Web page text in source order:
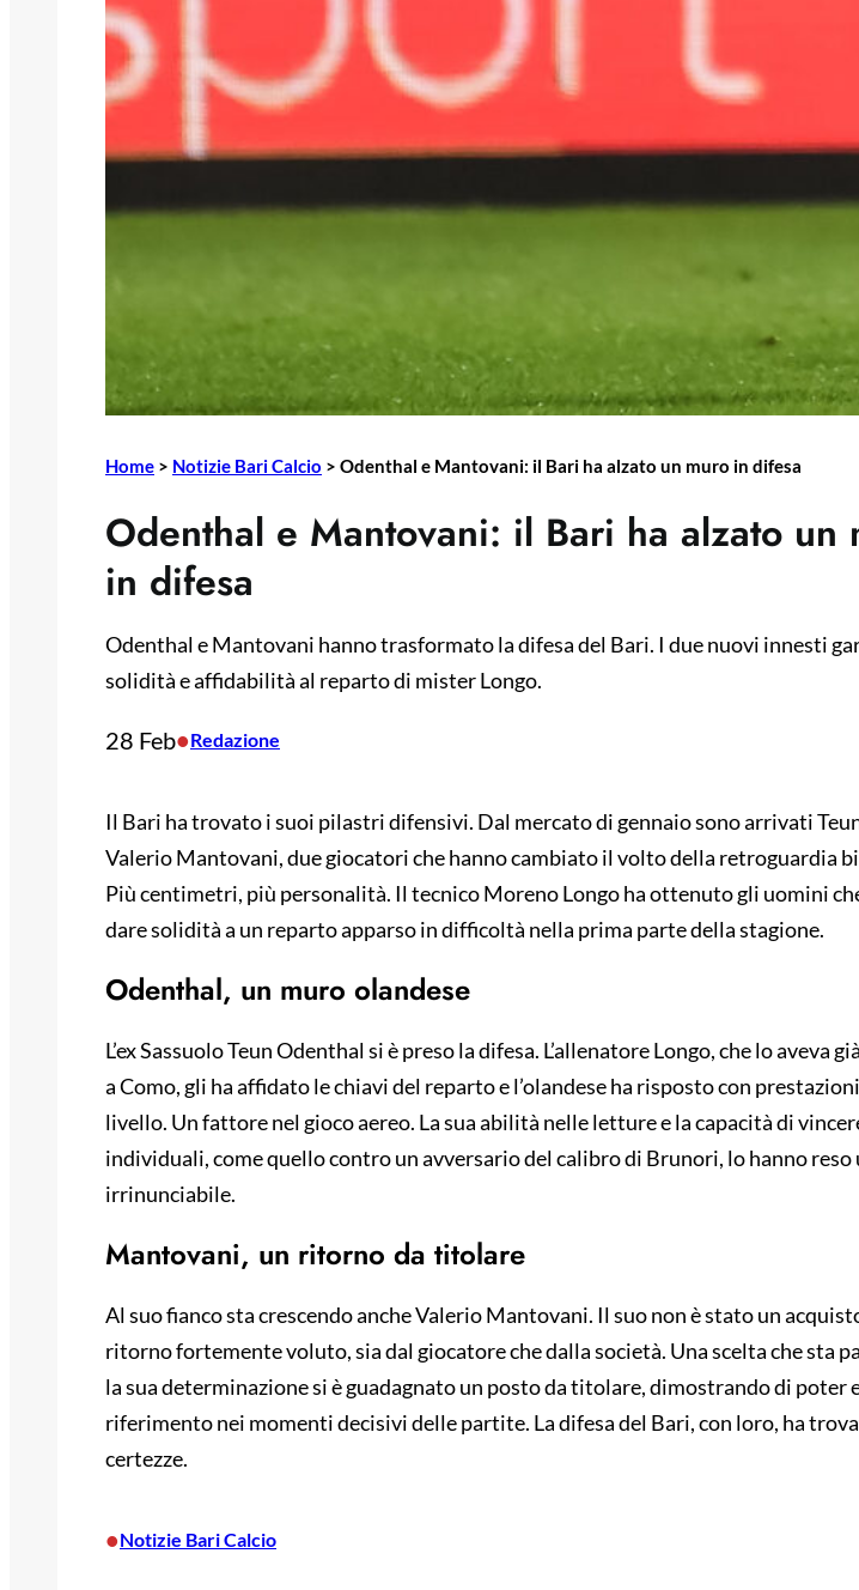
Home > Notizie Bari Calcio > Odenthal e Mantovani: il Bari ha alzato un muro in difesa
Odenthal e Mantovani: il Bari ha alzato un
in difesa
Odenthal e Mantovani hanno trasformato la difesa del Bari. I due nuovi innesti
solidità e affidabilità al reparto di mister Longo.
28 Feb•Redazione
Il Bari ha trovato i suoi pilastri difensivi. Dal mercato di gennaio sono arrivati
Valerio Mantovani, due giocatori che hanno cambiato il volto della retroguardia
Più centimetri, più personalità. Il tecnico Moreno Longo ha ottenuto gli uomini
dare solidità a un reparto apparso in difficoltà nella prima parte della stagione.
Odenthal, un muro olandese
L’ex Sassuolo Teun Odenthal si è preso la difesa. L’allenatore Longo, che lo aveva
a Como, gli ha affidato le chiavi del reparto e l’olandese ha risposto con
livello. Un fattore nel gioco aereo. La sua abilità nelle letture e la capacità di
individuali, come quello contro un avversario del calibro di Brunori, lo hanno reso
irrinunciabile.
Mantovani, un ritorno da titolare
Al suo fianco sta crescendo anche Valerio Mantovani. Il suo non è stato un
ritorno fortemente voluto, sia dal giocatore che dalla società. Una scelta che sta
la sua determinazione si è guadagnato un posto da titolare, dimostrando di poter
riferimento nei momenti decisivi delle partite. La difesa del Bari, con loro, ha
certezze.
•Notizie Bari Calcio